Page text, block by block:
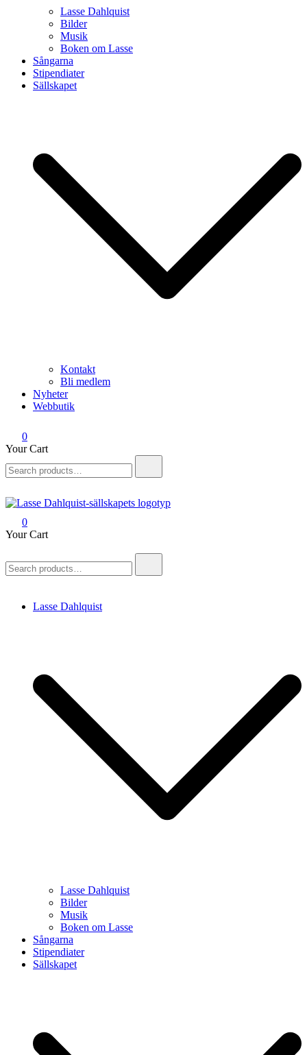
Lasse Dahlquist
Bilder
Musik
Boken om Lasse
Sångarna
Stipendiater
Sällskapet
Kontakt
Bli medlem
Nyheter
Webbutik
0
Your Cart
for:
Lasse Dahlquist-sällskapet
Allt om Lasse Dahlquist – kompositör, musiker, artist, kåsör och
skådespelare
0
Your Cart
for:
Lasse Dahlquist
Lasse Dahlquist
Bilder
Musik
Boken om Lasse
Sångarna
Stipendiater
Sällskapet